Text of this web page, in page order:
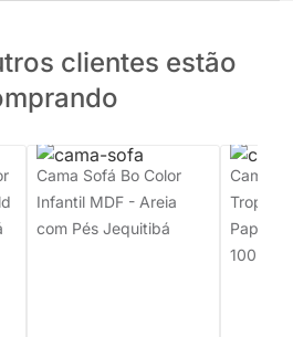
clientes estão
Cama Sofá Bo Color
Infantil MDF - Areia
com Pés Jequitibá
Cama
Papaya
100kg -